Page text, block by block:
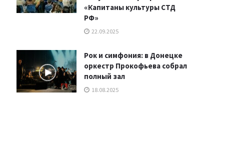
«Капитаны культуры СТД
РФ»
22.09.2025
Рок и симфония: в Донецке
оркестр Прокофьева собрал
полный зал
18.08.2025